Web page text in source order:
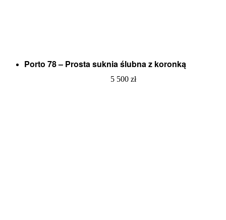
Porto 78 – Prosta suknia ślubna z koronką
5 500 zł